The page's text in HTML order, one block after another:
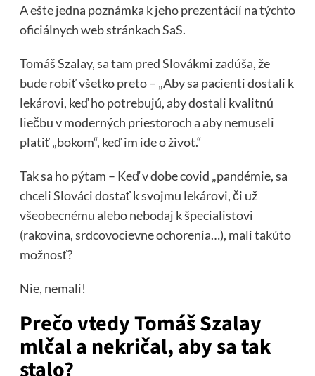
A ešte jedna poznámka k jeho prezentácií na týchto
oficiálnych web stránkach SaS.
Tomáš Szalay, sa tam pred Slovákmi zadúša, že
bude robiť všetko preto – „Aby sa pacienti dostali k
lekárovi, keď ho potrebujú, aby dostali kvalitnú
liečbu v moderných priestoroch a aby nemuseli
platiť „bokom“, keď im ide o život.“
Tak sa ho pýtam – Keď v dobe covid „pandémie, sa
chceli Slováci dostať k svojmu lekárovi, či už
všeobecnému alebo nebodaj k špecialistovi
(rakovina, srdcovocievne ochorenia…), mali takúto
možnosť?
Nie, nemali!
Prečo vtedy Tomáš Szalay
mlčal a nekričal, aby sa tak